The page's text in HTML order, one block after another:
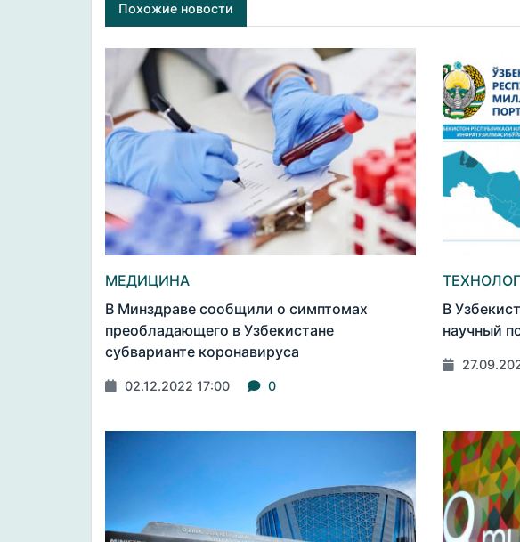
Похожие новости
МЕДИЦИНА
В Минздраве сообщили о симптомах
преобладающего в Узбекистане
субварианте коронавируса
02.12.2022 17:00 0
В
научный